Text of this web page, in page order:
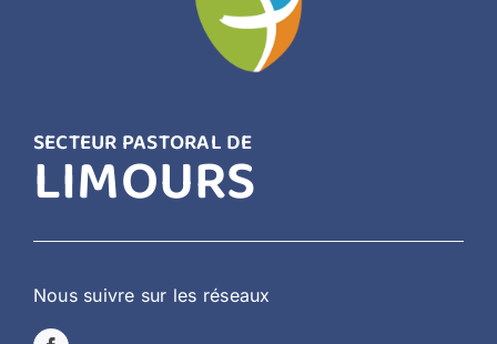
SECTEUR PASTORAL DE
LIMOURS
Nous suivre sur les réseaux